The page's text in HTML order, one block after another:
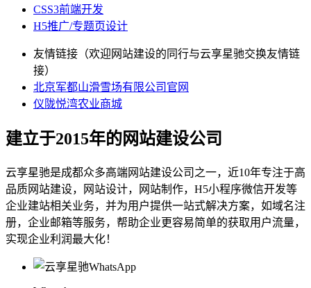
CSS3前端开发
H5推广/专题页设计
友情链接（欢迎网站建设的同行与云享星驰交换友情链
接）
北京军都山滑雪场有限公司官网
仪陇悦湾农业商城
建立于2015年的网站建设公司
云享星驰是成都众多高端网站建设公司之一，近10年专注于高
品质网站建设，网站设计，网站制作，H5小程序微信开发等
企业建站相关业务，并为用户提供一站式解决方案，如域名注
册，企业邮箱等服务，帮助企业更容易简单的获取用户流量，
实现企业利润最大化！